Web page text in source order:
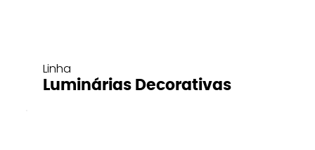
Linha
Luminárias Decorativas